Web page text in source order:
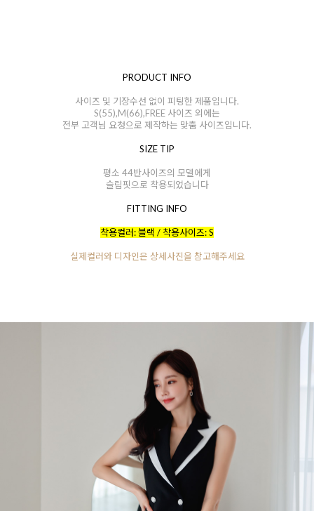
PRODUCT INFO
사이즈 및 기장수선 없이 피팅한 제품입니다.
S(55),M(66),FREE 사이즈 외에는
전부 고객님 요청으로 제작하는 맞춤 사이즈입니다.
SIZE TIP
평소 44반사이즈의 모델에게
슬림핏으로 착용되었습니다
FITTING INFO
착용컬러: 블랙 / 착용사이즈: S
실제컬러와 디자인은 상세사진을 참고해주세요